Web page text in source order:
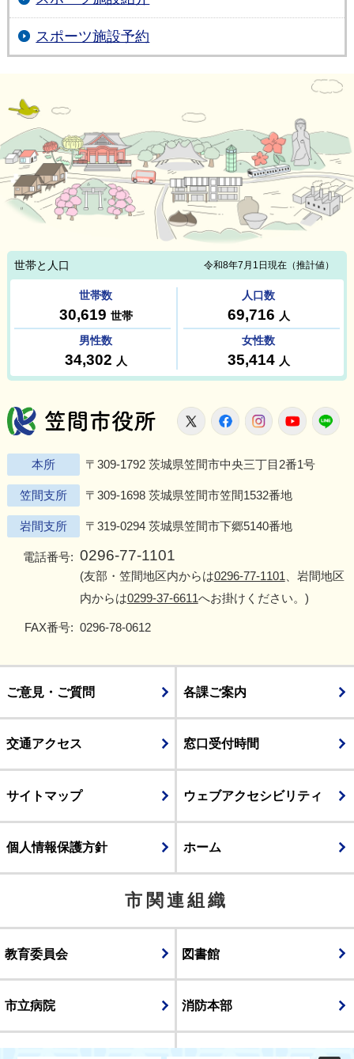
スポーツ施設予約
笠間市役所
X FacebookInstagram
本所 〒309-1792 茨城県笠間市中央三丁目2番1号
笠間支所 〒309-1698 茨城県笠間市笠間1532番地
岩間支所 〒319-0294 茨城県笠間市下郷5140番地
電話番号: 0296-77-1101
(友部・笠間地区内からは0296-77-1101 、岩間地区
内からは0299-37-6611へお掛けください。)
FAX番号: 0296-78-0612
ご意見・ご質問 各課ご案内
交通アクセス 窓口受付時間
サイトマップ ウェブアクセシビリティ
個人情報保護方針 ホーム
市関連組織
教育委員会 図書館
市立病院 消防本部